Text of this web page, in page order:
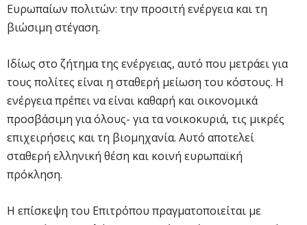
Ευρωπαίων πολιτών: την προσιτή ενέργεια και τη
βιώσιμη στέγαση.
Ιδίως στο ζήτημα της ενέργειας, αυτό που μετράει για
τους πολίτες είναι η σταθερή μείωση του κόστους. Η
ενέργεια πρέπει να είναι καθαρή και οικονομικά
προσβάσιμη για όλους- για τα νοικοκυριά, τις μικρές
επιχειρήσεις και τη βιομηχανία. Αυτό αποτελεί
σταθερή ελληνική θέση και κοινή ευρωπαϊκή
πρόκληση.
Η επίσκεψη του Επιτρόπου πραγματοποιείται με